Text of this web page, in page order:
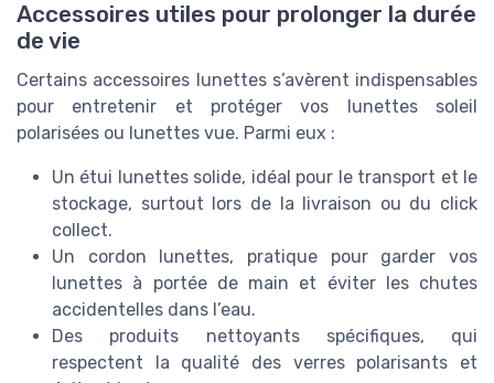
Accessoires utiles pour prolonger la durée
de vie
Certains accessoires lunettes s’avèrent indispensables
pour entretenir et protéger vos lunettes soleil
polarisées ou lunettes vue. Parmi eux :
Un étui lunettes solide, idéal pour le transport et le
stockage, surtout lors de la livraison ou du click
collect.
Un cordon lunettes, pratique pour garder vos
lunettes à portée de main et éviter les chutes
accidentelles dans l’eau.
Des produits nettoyants spécifiques, qui
respectent la qualité des verres polarisants et